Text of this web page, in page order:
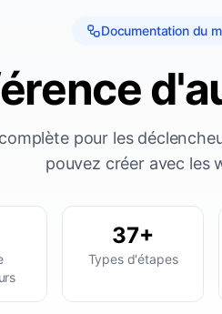
Documentation du
pour les
pouvez créer avec les
37+
Types d'étapes